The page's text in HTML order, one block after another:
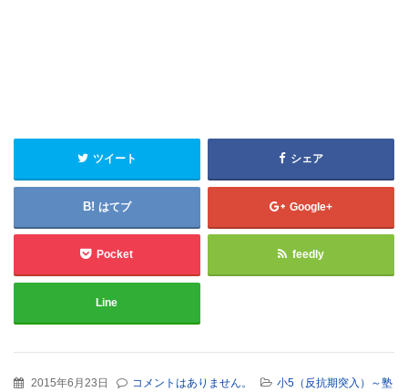
ツイート シェア
はてブ Google+
Pocket feedly
Line
2015年6月23日 コメントはありません。
小5（反抗期突入）～塾